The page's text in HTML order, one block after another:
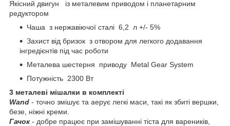
Якісний двигун із металевим приводом і планетарним
редуктором
Чаша з нержавіючої сталі 6,2 л +/- 5%
Захист від бризок з отвором для легкого додавання
інгредієнтів під час роботи
Металева шестерня приводу Metal Gear System
Потужність 2300 Вт
3 металеві мішалки в комплекті
Wand - точно змішує та аерує легкі маси, такі як збиті вершки,
безе, ніжні креми.
Гачок- добре працює при замішуванні тіста для вареників,